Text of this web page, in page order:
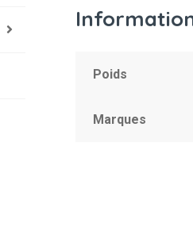
Poids
Marques